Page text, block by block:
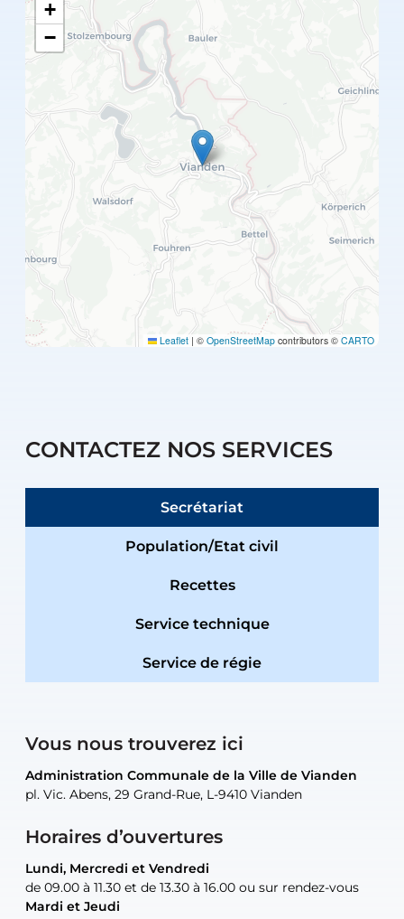
+
−
Leaflet | © OpenStreetMap contributors © CARTO
CONTACTEZ NOS SERVICES
Secrétariat
Population/Etat civil
Recettes
Service technique
Service de régie
Vous nous trouverez ici
Administration Communale de la Ville de Vianden
pl. Vic. Abens, 29 Grand-Rue, L-9410 Vianden
Horaires d’ouvertures
Lundi, Mercredi et Vendredi
de 09.00 à 11.30 et de 13.30 à 16.00 ou sur rendez-vous
Mardi et Jeudi
Administration Communale de la Ville de Vianden
pl. Vic. Abens, 29 Grand-Rue, L-9410 Vianden
Lundi, Mercredi et Vendredi
de 09.00 à 11.30 et de 13.30 à 16.00 ou sur rendez-vous
Mardi et Jeudi
Administration Communale de la Ville de Vianden
pl. Vic. Abens, 29 Grand-Rue, L-9410 Vianden
uniquement sur rendez-vous
Administration Communale de la Ville de Vianden
pl. Vic. Abens, 29 Grand-Rue, L-9410 Vianden
uniquement sur rendez-vous
Atelier Communal de la Ville de Vianden
30, rue Neugarten, L-9422 Vianden
uniquement sur rendez-vous